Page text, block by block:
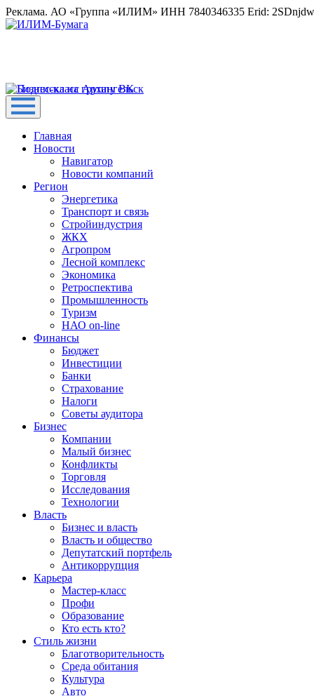
Реклама. АО «Группа «ИЛИМ» ИНН 7840346335 Erid:
Главная
Новости
Навигатор
Новости компаний
Регион
Энергетика
Транспорт и связь
Стройиндустрия
ЖКХ
Агропром
Лесной комплекс
Экономика
Ретроспектива
Промышленность
Туризм
НАО on-line
Финансы
Бюджет
Инвестиции
Банки
Страхование
Налоги
Советы аудитора
Бизнес
Компании
Малый бизнес
Конфликты
Торговля
Исследования
Технологии
Власть
Бизнес и власть
Власть и общество
Депутатский портфель
Антикоррупция
Карьера
Мастер-класс
Профи
Образование
Кто есть кто?
Стиль жизни
Благотворительность
Среда обитания
Культура
Авто